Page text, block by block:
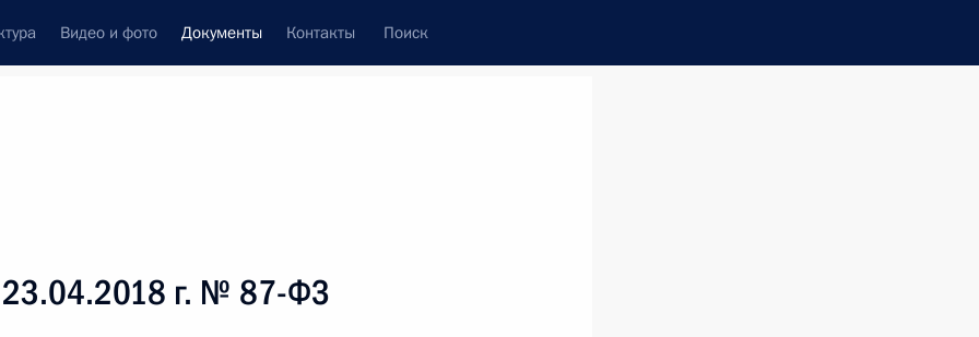
Видео и фото Документы Контакты Поиск
23.04.2018 г. № 87-ФЗ